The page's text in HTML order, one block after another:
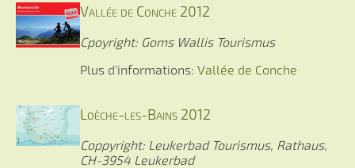
Vallée de Conche 2012
Cpoyright: Goms Wallis Tourismus
Plus d'informations: Vallée de Conche
Loèche-les-Bains 2012
Coppyright: Leukerbad Tourismus, Rathaus,
CH-3954 Leukerbad